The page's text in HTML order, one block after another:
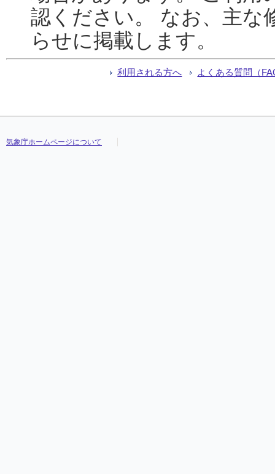
認ください。 なお、主な
らせに掲載します。
利用される方へ よくある質問（
気象庁ホームページについて